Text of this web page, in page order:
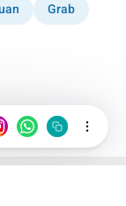
Grab
Tim Editor